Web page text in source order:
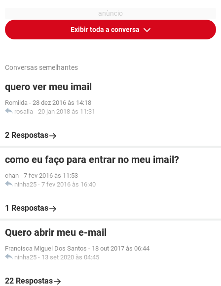
Exibir toda a conversa
Conversas semelhantes
quero ver meu imail
Romilda - 28 dez 2016 às 14:18
rosalia - 20 jan 2018 às 11:31
2 Respostas
como eu faço para entrar no meu imail?
chan - 7 fev 2016 às 11:53
ninha25 - 7 fev 2016 às 16:40
1 Respostas
Quero abrir meu e-mail
Francisca Miguel Dos Santos - 18 out 2017 às 06:44
ninha25 - 13 set 2020 às 04:45
22 Respostas